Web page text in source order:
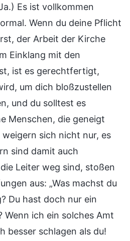
Es ist vollkommen
Wenn du deine Pflicht
der Arbeit der Kirche
Einklang mit den
ist es gerechtfertigt,
um dich bloßzustellen
und du solltest es
Menschen, die geneigt
sich nicht nur, es
sind damit auch
Leiter weg sind, stoßen
aus: „Was machst du
Du hast doch nur ein
Wenn ich ein solches Amt
besser schlagen als du!